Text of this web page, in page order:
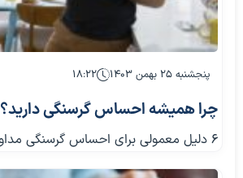
پنجشنبه ۲۵ بهمن ۱۴۰۳ ۱۸:۲۲
چرا همیشه احساس گرسنگی دارید؟
۶ دلیل معمولی برای احساس گرسنگی مداوم وجود دارد.